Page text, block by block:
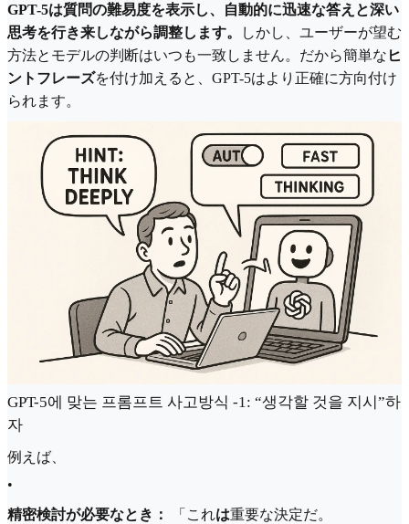
GPT-5は質問の難易度を表示し、自動的に迅速な答えと深い
思考を行き来しながら調整します。
しかし、ユーザーが望む
方法とモデルの判断はいつも一致しません。だから簡単な ヒ
ントフレーズを付け加えると、GPT-5はより正確に方向付け
られます。
GPT-5에 맞는 프롬프트 사고방식 -1: “생각할 것을 지시”하
자
例えば、
•
精密検討が必要なとき：
「これは重要な決定だ。